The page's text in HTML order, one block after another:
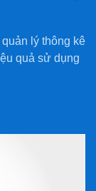
lý thông kê
quả sử dụng